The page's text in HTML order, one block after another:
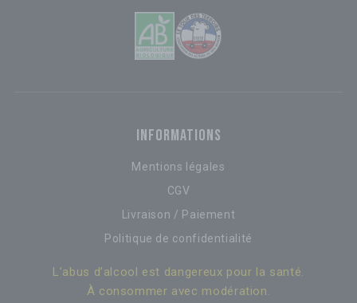
INFORMATIONS
Mentions légales
CGV
Livraison / Paiement
Politique de confidentialité
L’abus d’alcool est dangereux pour la santé.
À consommer avec modération.